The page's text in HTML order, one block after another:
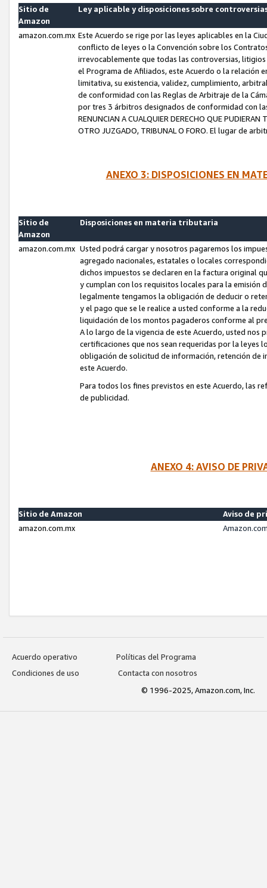
Sitio de
Amazon
Ley aplicable y disposiciones sobre
amazon.com.mx Este Acuerdo se rige por las leyes aplicables en la
conflicto de leyes o la Convención sobre los
irrevocablemente que todas las controversias,
el Programa de Afiliados, este Acuerdo o la relación
limitativa, su existencia, validez, cumplimiento,
de conformidad con las Reglas de Arbitraje de la
por tres 3 árbitros designados de conformidad con las
RENUNCIAN A CUALQUIER DERECHO QUE
OTRO JUZGADO, TRIBUNAL O FORO. El lugar de
ANEXO 3: DISPOSICIONES EN
Sitio de
Amazon
Disposiciones en materia tributaria
amazon.com.mx Usted podrá cargar y nosotros pagaremos los
agregado nacionales, estatales o locales
dichos impuestos se declaren en la factura original
y cumplan con los requisitos locales para la emisión
legalmente tengamos la obligación de deducir o
y el pago que se le realice a usted conforme a la
liquidación de los montos pagaderos conforme al
A lo largo de la vigencia de este Acuerdo, usted
certificaciones que nos sean requeridas por la leyes
obligación de solicitud de información, retención de
este Acuerdo.
Para todos los fines previstos en este Acuerdo, las
de publicidad.
ANEXO 4: AVISO DE
Sitio de Amazon
Aviso de
amazon.com.mx
Acuerdo operativo
Políticas del Programa
Condiciones de uso
Contacta con nosotros
© 1996-2025, Amazon.com, Inc.